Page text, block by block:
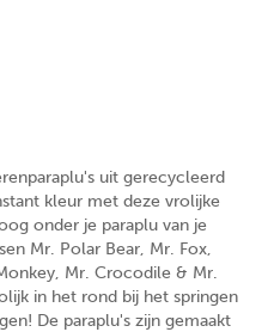
uit gerecycleerd
kleur met deze vrolijke
onder je paraplu van je
Mr. Polar Bear, Mr. Fox,
Mr. Crocodile & Mr.
in het rond bij het springen
De paraplu's zijn gemaakt